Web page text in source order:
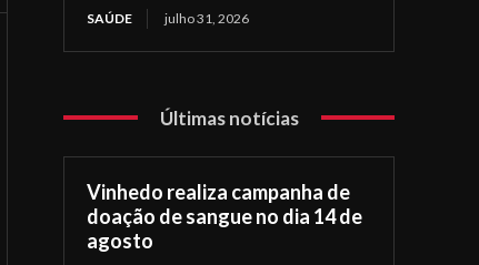
SAÚDE julho 31, 2026
Últimas notícias
Vinhedo realiza campanha de
doação de sangue no dia 14 de
agosto